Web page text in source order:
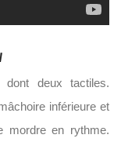
deux tactiles.
inférieure et
mordre en rythme.